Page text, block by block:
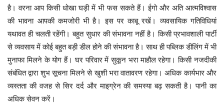
है। वरना आप किसी धोखा घड़ी में भी फस सकते हैं। ईगो और अति आत्मविश्वास
की भावना आपकी कमजोरी भी है। इस पर काबू रखें। व्यवसायिक गतिविधियां
यथावत ही चलती रहेंगी। बहुत सुधार की संभावना नहीं है। किसी प्रभावशाली पार्टी
से व्यवसाय में कोई बहुत बड़ी डील होने की संभावना है। साथ ही पब्लिक डीलिंग में भी
मुनाफा मिलने के योग हैं। घर परिवार में सुकून भरा माहौल रहेगा। किसी नजदीकी
संबंधित द्वारा शुभ सूचना मिलने से खुशी भरा वातावरण रहेगा। अधिक कार्यभार और
व्यस्तता की वजह से सिर दर्द और माइग्रेन की समस्या बढ़ सकती है। पानी का
अधिक सेवन करें।